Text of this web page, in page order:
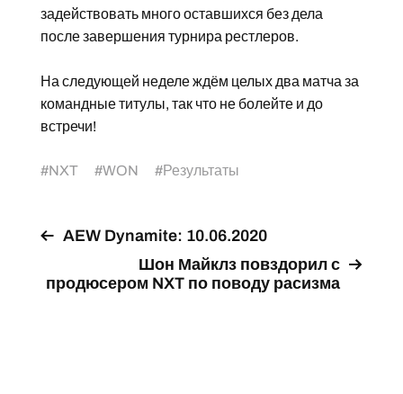
задействовать много оставшихся без дела
после завершения турнира рестлеров.
На следующей неделе ждём целых два матча за
командные титулы, так что не болейте и до
встречи!
#NXT #WON #Результаты
AEW Dynamite: 10.06.2020
Шон Майклз повздорил с
продюсером NXT по поводу расизма